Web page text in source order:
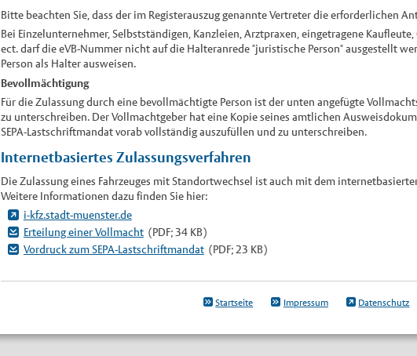
Bitte beachten Sie, dass der im Registerauszug genannte Vertreter die erforderlichen
Bei Einzelunternehmer, Selbstständigen, Kanzleien, Arztpraxen, eingetragene
ect. darf die eVB-Nummer nicht auf die Halteranrede "juristische Person" ausgestellt
Person als Halter ausweisen.
Bevollmächtigung
Für die Zulassung durch eine bevollmächtigte Person ist der unten angefügte
zu unterschreiben. Der Vollmachtgeber hat eine Kopie seines amtlichen
SEPA-Lastschriftmandat vorab vollständig auszufüllen und zu unterschreiben.
Internetbasiertes Zulassungsverfahren
Die Zulassung eines Fahrzeuges mit Standortwechsel ist auch mit dem
Weitere Informationen dazu finden Sie hier:
i-kfz.stadt-muenster.de
Erteilung einer Vollmacht (PDF; 34 KB)
Vordruck zum SEPA-Lastschriftmandat (PDF; 23 KB)
Startseite Impressum Datenschutz